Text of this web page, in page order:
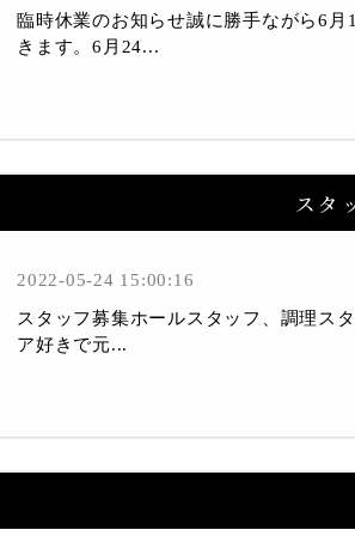
臨時休業のお知らせ誠に勝手ながら6
きます。6月24...
スタ
2022-05-24 15:00:16
スタッフ募集ホールスタッフ、調理ス
ア好きで元...